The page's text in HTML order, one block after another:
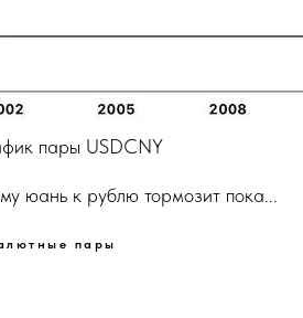
пары USDCNY
юань к рублю тормозит пока...
пары